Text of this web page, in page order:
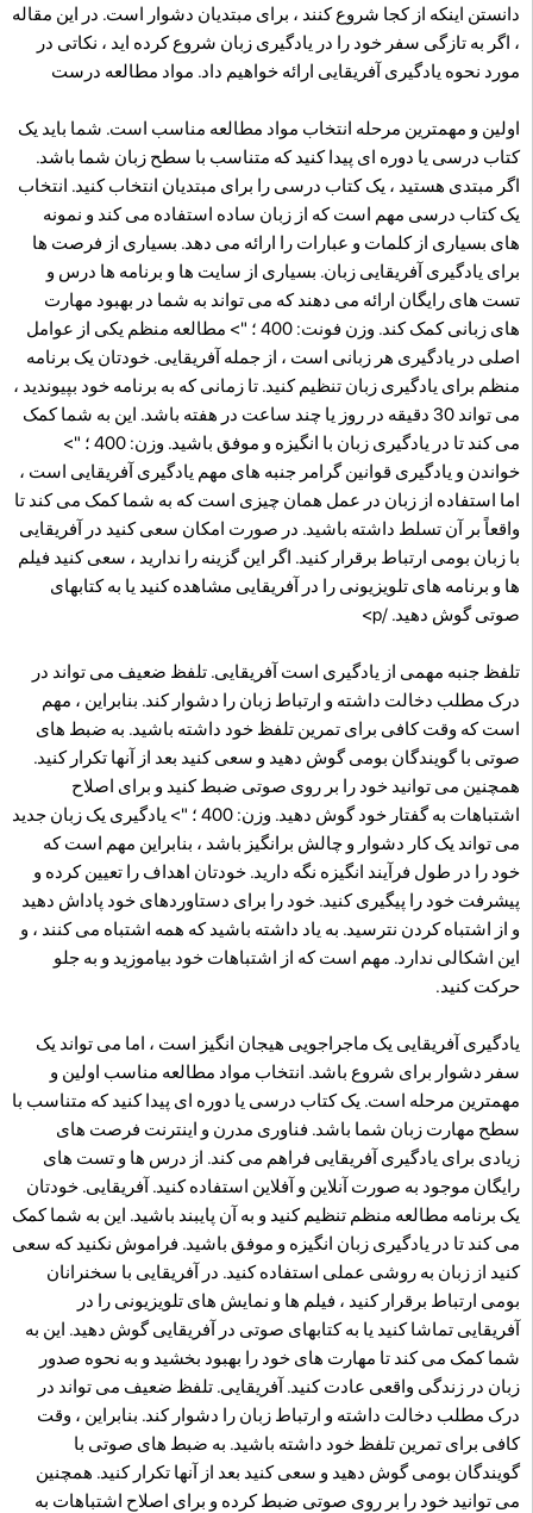
دانستن اینکه از کجا شروع کنند ، برای مبتدیان دشوار است. در این مقاله
، اگر به تازگی سفر خود را در یادگیری زبان شروع کرده اید ، نکاتی در
مورد نحوه یادگیری آفریقایی ارائه خواهیم داد. مواد مطالعه درست
اولین و مهمترین مرحله انتخاب مواد مطالعه مناسب است. شما باید یک
کتاب درسی یا دوره ای پیدا کنید که متناسب با سطح زبان شما باشد.
اگر مبتدی هستید ، یک کتاب درسی را برای مبتدیان انتخاب کنید. انتخاب
یک کتاب درسی مهم است که از زبان ساده استفاده می کند و نمونه
های بسیاری از کلمات و عبارات را ارائه می دهد. بسیاری از فرصت ها
برای یادگیری آفریقایی زبان. بسیاری از سایت ها و برنامه ها درس و
تست های رایگان ارائه می دهند که می تواند به شما در بهبود مهارت
های زبانی کمک کند. وزن فونت: 400 ؛ "> مطالعه منظم یکی از عوامل
اصلی در یادگیری هر زبانی است ، از جمله آفریقایی. خودتان یک برنامه
منظم برای یادگیری زبان تنظیم کنید. تا زمانی که به برنامه خود بپیوندید ،
می تواند 30 دقیقه در روز یا چند ساعت در هفته باشد. این به شما کمک
می کند تا در یادگیری زبان با انگیزه و موفق باشید. وزن: 400 ؛ ">
خواندن و یادگیری قوانین گرامر جنبه های مهم یادگیری آفریقایی است ،
اما استفاده از زبان در عمل همان چیزی است که به شما کمک می کند تا
واقعاً بر آن تسلط داشته باشید. در صورت امکان سعی کنید در آفریقایی
با زبان بومی ارتباط برقرار کنید. اگر این گزینه را ندارید ، سعی کنید فیلم
ها و برنامه های تلویزیونی را در آفریقایی مشاهده کنید یا به کتابهای
صوتی گوش دهید. /p>
تلفظ جنبه مهمی از یادگیری است آفریقایی. تلفظ ضعیف می تواند در
درک مطلب دخالت داشته و ارتباط زبان را دشوار کند. بنابراین ، مهم
است که وقت کافی برای تمرین تلفظ خود داشته باشید. به ضبط های
صوتی با گویندگان بومی گوش دهید و سعی کنید بعد از آنها تکرار کنید.
همچنین می توانید خود را بر روی صوتی ضبط کنید و برای اصلاح
اشتباهات به گفتار خود گوش دهید. وزن: 400 ؛ "> یادگیری یک زبان جدید
می تواند یک کار دشوار و چالش برانگیز باشد ، بنابراین مهم است که
خود را در طول فرآیند انگیزه نگه دارید. خودتان اهداف را تعیین کرده و
پیشرفت خود را پیگیری کنید. خود را برای دستاوردهای خود پاداش دهید
و از اشتباه کردن نترسید. به یاد داشته باشید که همه اشتباه می کنند ، و
این اشکالی ندارد. مهم است که از اشتباهات خود بیاموزید و به جلو
حرکت کنید.
یادگیری آفریقایی یک ماجراجویی هیجان انگیز است ، اما می تواند یک
سفر دشوار برای شروع باشد. انتخاب مواد مطالعه مناسب اولین و
مهمترین مرحله است. یک کتاب درسی یا دوره ای پیدا کنید که متناسب با
سطح مهارت زبان شما باشد. فناوری مدرن و اینترنت فرصت های
زیادی برای یادگیری آفریقایی فراهم می کند. از درس ها و تست های
رایگان موجود به صورت آنلاین و آفلاین استفاده کنید. آفریقایی. خودتان
یک برنامه مطالعه منظم تنظیم کنید و به آن پایبند باشید. این به شما کمک
می کند تا در یادگیری زبان انگیزه و موفق باشید. فراموش نکنید که سعی
کنید از زبان به روشی عملی استفاده کنید. در آفریقایی با سخنرانان
بومی ارتباط برقرار کنید ، فیلم ها و نمایش های تلویزیونی را در
آفریقایی تماشا کنید یا به کتابهای صوتی در آفریقایی گوش دهید. این به
شما کمک می کند تا مهارت های خود را بهبود بخشید و به نحوه صدور
زبان در زندگی واقعی عادت کنید. آفریقایی. تلفظ ضعیف می تواند در
درک مطلب دخالت داشته و ارتباط زبان را دشوار کند. بنابراین ، وقت
کافی برای تمرین تلفظ خود داشته باشید. به ضبط های صوتی با
گویندگان بومی گوش دهید و سعی کنید بعد از آنها تکرار کنید. همچنین
می توانید خود را بر روی صوتی ضبط کرده و برای اصلاح اشتباهات به